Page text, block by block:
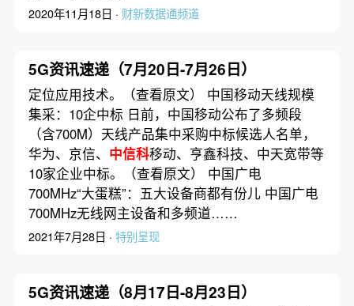
2020年11月18日 · 财新数据通频道
5G资讯速递（7月20日-7月26日）
定位应用技术。（查看原文） 中国移动天线规模
集采：10企中标 日前，中国移动公布了多频段
（含700M）天线产品集中采购中标候选人名单，
华为、京信、 中信科移动、亨鑫科技、中天宽带等
10家企业中标。（查看原文） 中国广电
700MHz“大蛋糕”：五大设备商都有份儿 中国广电
700MHz无线网主设备和多频道……
2021年7月28日 · 特别呈现
5G资讯速递（8月17日-8月23日）